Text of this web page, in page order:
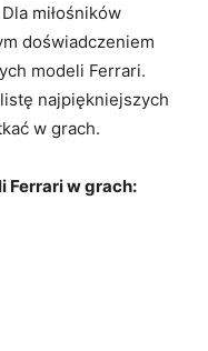
miłośników
doświadczeniem
modeli Ferrari.
najpiękniejszych
w grach.
Ferrari w grach: